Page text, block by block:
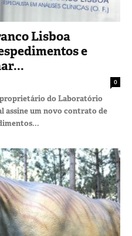
Lisboa
e
0
proprietário do Laboratório
assine um novo contrato de